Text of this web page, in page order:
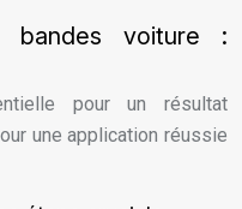
bandes voiture :
pour un résultat
une application réussie